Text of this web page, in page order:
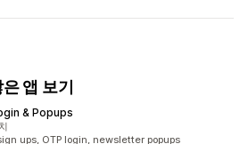
앱 보기
& Popups
ups, OTP login, newsletter popups